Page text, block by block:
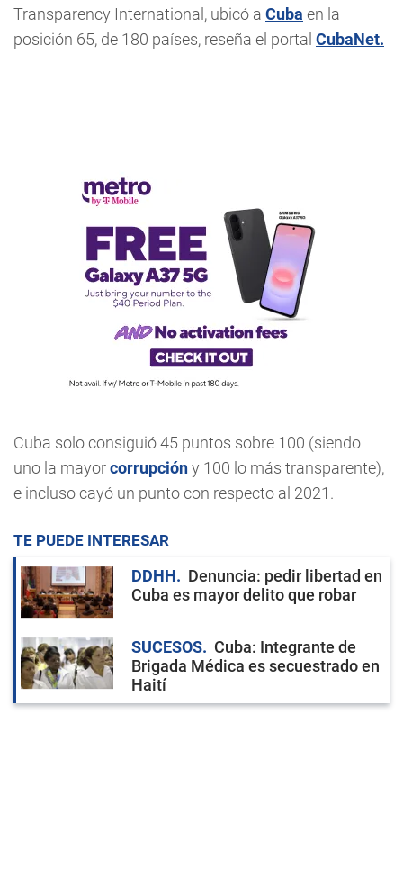
Transparency International, ubicó a Cuba en la
posición 65, de 180 países, reseña el portal CubaNet.
Cuba solo consiguió 45 puntos sobre 100 (siendo
uno la mayorcorrupcióny 100 lo más transparente),
e incluso cayó un punto con respecto al 2021.
TE PUEDE INTERESAR
DDHH
Denuncia: pedir libertad en
Cuba es mayor delito que robar
SUCESOS
Cuba: Integrante de
Brigada Médica es secuestrado en
Haití